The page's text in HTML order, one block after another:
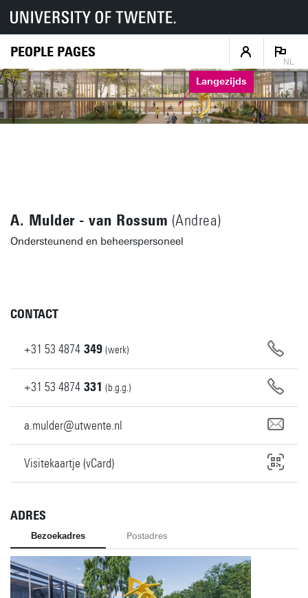
PEOPLE PAGES
NL
Langezijds
A. Mulder - van Rossum (Andrea)
Ondersteunend en beheerspersoneel
CONTACT
+31 53 4874 349 (werk)
+31 53 4874 331 (b.g.g.)
a.mulder@utwente.nl
Visitekaartje (vCard)
ADRES
Bezoekadres Postadres